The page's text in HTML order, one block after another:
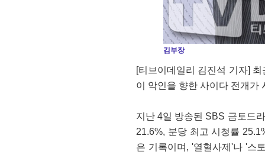
김부장
[티브이데일리 김진석 기자]
이 악인을 향한 사이다 전개가
지난 4일 방송된 SBS 금토드
21.6%, 분당 최고 시청률
은 기록이며, '열혈사제'나 '스